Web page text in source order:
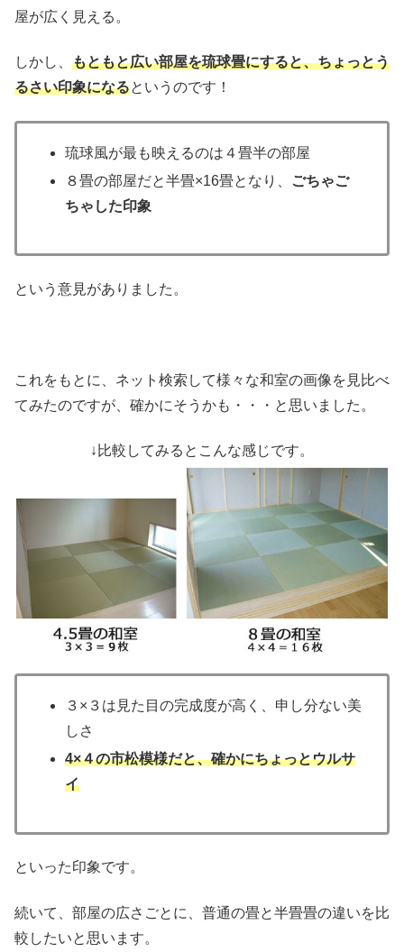
屋が広く見える。
しかし、 もともと広い部屋を琉球畳にすると、ちょっとう
るさい印象になるというのです！
琉球風が最も映えるのは４畳半の部屋
８畳の部屋だと半畳×16畳となり、
ごちゃご
ちゃした印象
という意見がありました。
これをもとに、ネット検索して様々な和室の画像を見比べ
てみたのですが、確かにそうかも・・・と思いました。
↓比較してみるとこんな感じです。
３×３は見た目の完成度が高く、申し分ない美
しさ
4×４の市松模様だと、確かにちょっとウルサ
イ
といった印象です。
続いて、部屋の広さごとに、普通の畳と半畳畳の違いを比
較したいと思います。